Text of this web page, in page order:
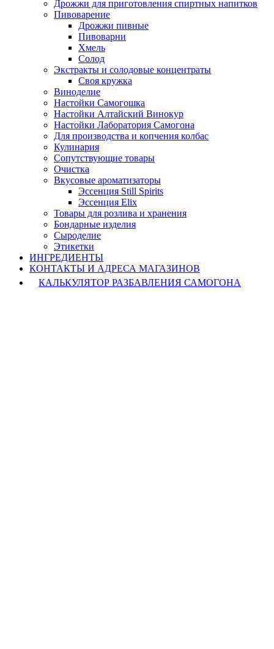
Дрожжи для приготовления спиртных напитков
Пивоварение
Дрожжи пивные
Пивоварни
Хмель
Солод
Экстракты и солодовые концентраты
Своя кружка
Виноделие
Настойки Самогошка
Настойки Алтайский Винокур
Настойки Лаборатория Самогона
Для производства и копчения колбас
Кулинария
Сопутствующие товары
Очистка
Вкусовые ароматизаторы
Эссенция Still Spirits
Эссенция Elix
Товары для розлива и хранения
Бондарные изделия
Cыроделие
Этикетки
ИНГРЕДИЕНТЫ
КОНТАКТЫ И АДРЕСА МАГАЗИНОВ
КАЛЬКУЛЯТОР РАЗБАВЛЕНИЯ САМОГОНА